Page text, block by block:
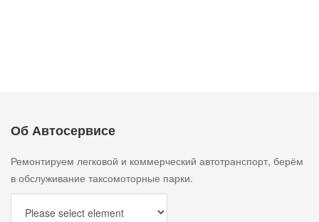
Об Автосервисе
Ремонтируем легковой и коммерческий автотранспорт, берём
в обслуживание таксомоторные парки.